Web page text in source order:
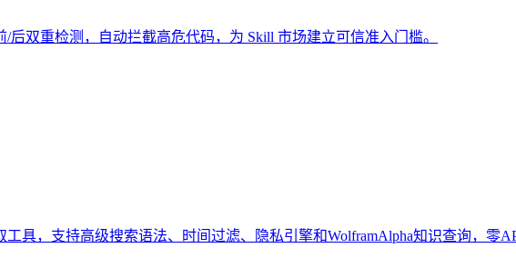
双重检测，自动拦截高危代码，为 Skill 市场建立可信准入门槛。
具，支持高级搜索语法、时间过滤、隐私引擎和WolframAlpha知识查询，零